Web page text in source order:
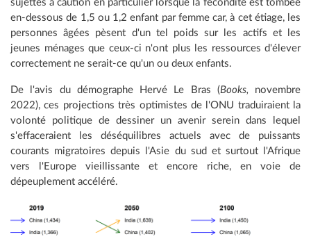
sujettes à caution en particulier lorsque la fécondité est tombée
en-dessous de 1,5 ou 1,2 enfant par femme car, à cet étiage, les
personnes âgées pèsent d'un tel poids sur les actifs et les
jeunes ménages que ceux-ci n'ont plus les ressources d'élever
correctement ne serait-ce qu'un ou deux enfants.
De l'avis du démographe Hervé Le Bras (Books, novembre
2022), ces projections très optimistes de l'ONU traduiraient la
volonté politique de dessiner un avenir serein dans lequel
s'effaceraient les déséquilibres actuels avec de puissants
courants migratoires depuis l'Asie du sud et surtout l'Afrique
vers l'Europe vieillissante et encore riche, en voie de
dépeuplement accéléré.